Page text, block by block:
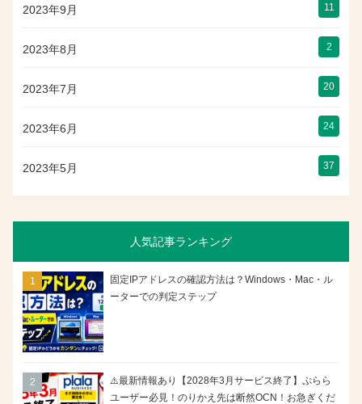
2023年9月 11
2023年8月 2
2023年7月 20
2023年6月 24
2023年5月 37
人気記事ランキング
固定IPアドレスの確認方法は？Windows・Mac・ル
ーターでの判定ステップ
⚠️最新情報あり【2028年3月サービス終了】ぷらら
ユーザー必見！のりかえ先は断然OCN！お急ぎくだ